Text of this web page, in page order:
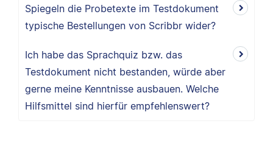
Spiegeln die Probetexte im Testdokument
typische Bestellungen von Scribbr wider?
Ich habe das Sprachquiz bzw. das
Testdokument nicht bestanden, würde aber
gerne meine Kenntnisse ausbauen. Welche
Hilfsmittel sind hierfür empfehlenswert?